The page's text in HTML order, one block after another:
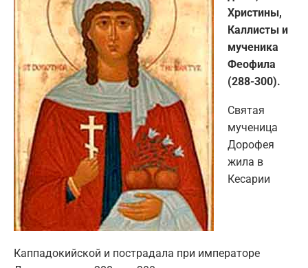
Христины,
Каллисты и
мученика
Феофила
(288-300).
Святая
мученица
Дорофея
жила в
Кесарии
Каппадокийской и пострадала при императоре